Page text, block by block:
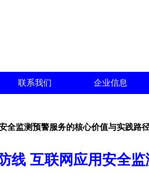
联系我们 企业信息
全监测预警服务的核心价值与实践路
线 互联网应用安全